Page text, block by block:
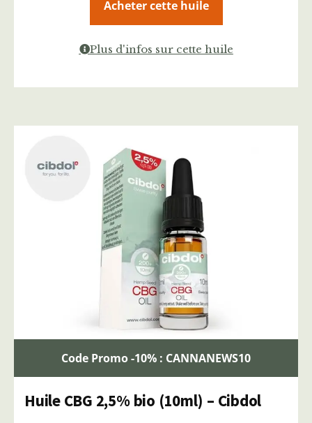
Acheter cette huile
Plus d'infos sur cette huile
Code Promo -10% : CANNANEWS10
Huile CBG 2,5% bio (10ml) – Cibdol